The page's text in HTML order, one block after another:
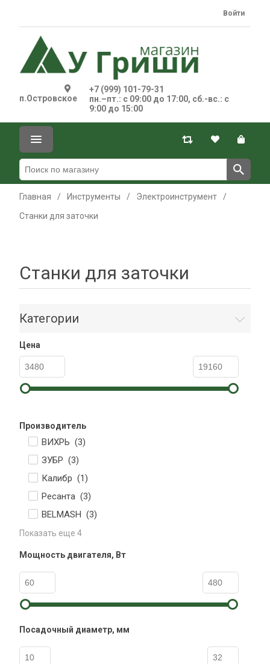
п.Островское
+7 (999) 101-79-31
пн.–пт.: с 09:00 до 17:00, сб.-вс.: с
9:00 до 15:00
Войти
Главная / Инструменты / Электроинструмент
/
Станки для заточки
Станки для заточки
Категории
Цена
Производитель
ВИХРЬ (3)
ЗУБР (3)
Калибр (1)
Ресанта (3)
BELMASH (3)
Показать еще 4
Мощность двигателя, Вт
Посадочный диаметр, мм